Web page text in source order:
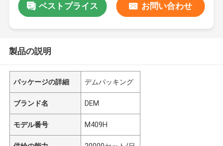
ベストプライス お問い合わせ
製品の説明
パッケージの詳細 デムパッキング
ブランド名 DEM
モデル番号 M409H